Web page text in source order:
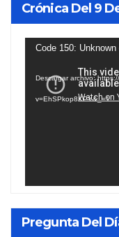
Crónica Del 9
Reproductor
vídeo
Code 150: Unknown
Descargar archivo:
v=EhSPkop8KPY&_=1
Pregunta Del